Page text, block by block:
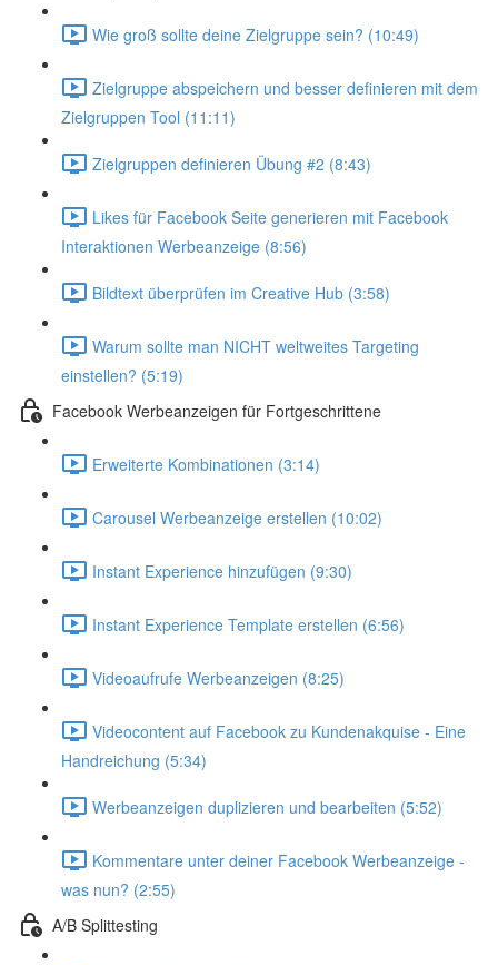
Wie groß sollte deine Zielgruppe sein? (10:49)
Zielgruppe abspeichern und besser definieren mit dem
Zielgruppen Tool (11:11)
Zielgruppen definieren Übung #2 (8:43)
Likes für Facebook Seite generieren mit Facebook
Interaktionen Werbeanzeige (8:56)
Bildtext überprüfen im Creative Hub (3:58)
Warum sollte man NICHT weltweites Targeting
einstellen? (5:19)
Facebook Werbeanzeigen für Fortgeschrittene
Erweiterte Kombinationen (3:14)
Carousel Werbeanzeige erstellen (10:02)
Instant Experience hinzufügen (9:30)
Instant Experience Template erstellen (6:56)
Videoaufrufe Werbeanzeigen (8:25)
Videocontent auf Facebook zu Kundenakquise - Eine
Handreichung (5:34)
Werbeanzeigen duplizieren und bearbeiten (5:52)
Kommentare unter deiner Facebook Werbeanzeige -
was nun? (2:55)
A/B Splittesting